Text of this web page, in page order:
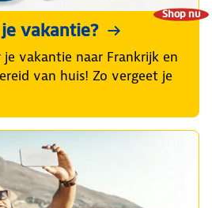
Shop nu
vakantie?
vakantie naar Frankrijk en
van huis! Zo vergeet je